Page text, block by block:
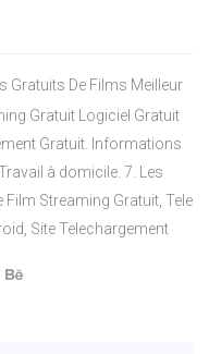
Gratuits De Films Meilleur
Gratuit Logiciel Gratuit
Gratuit. Informations
à domicile. 7. Les
Streaming Gratuit, Tele
Site Telechargement